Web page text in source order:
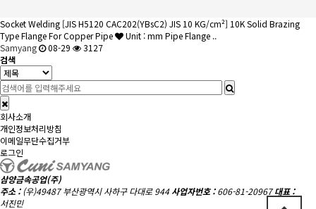
Socket Welding [JIS H5120 CAC202(YBsC2) JIS 10 KG/cm²] 10K Solid Brazing
Type Flange For Copper Pipe
Unit : mm Pipe Flange ..
Samyang
08-29
3127
검색
회사소개
개인정보처리방침
이메일무단수집거부
로그인
삼양금속공업(주)
주소 : (우)49487 부산광역시 사하구 다대로 944 사업자번호 :606-81-20967 대표 :
서진민